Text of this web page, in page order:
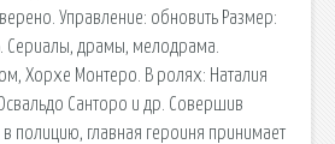
Управление: обновить Размер:
Сериалы, драмы, мелодрама.
Хорхе Монтеро. В ролях: Наталия
Санторо и др. Совершив
в полицию, главная героиня принимает